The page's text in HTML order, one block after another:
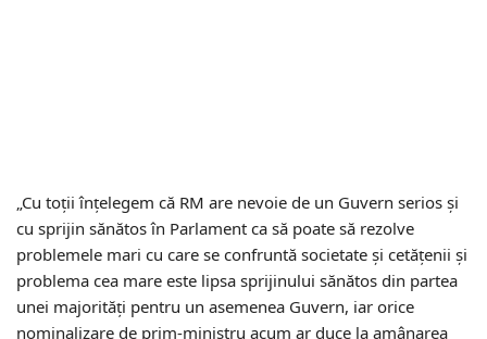
„Cu toții înțelegem că RM are nevoie de un Guvern serios și
cu sprijin sănătos în Parlament ca să poate să rezolve
problemele mari cu care se confruntă societate și cetățenii și
problema cea mare este lipsa sprijinului sănătos din partea
unei majorități pentru un asemenea Guvern, iar orice
nominalizare de prim-ministru acum ar duce la amânarea